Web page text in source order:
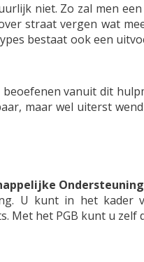
niet. Zo zal men
straat vergen wat
bestaat ook een
vanuit dit
maar wel uiterst
Ondersteuning
U kunt in het kader
Met het PGB kunt u